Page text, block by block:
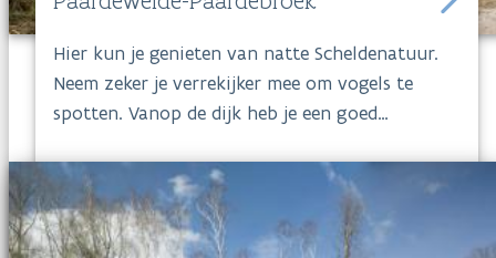
Hier kun je genieten van natte Scheldenatuur.
Neem zeker je verrekijker mee om vogels te
spotten. Vanop de dijk heb je een goed
Paardeweide kan je een blik werpen op de
vistrap. InPaardebroek
kan je vooral in het
voorjaar genieten van de bloemenpracht.